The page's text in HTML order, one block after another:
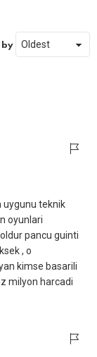
by
uygunu teknik
oyunlari
pancu guinti
, o
kimse basarili
milyon harcadi